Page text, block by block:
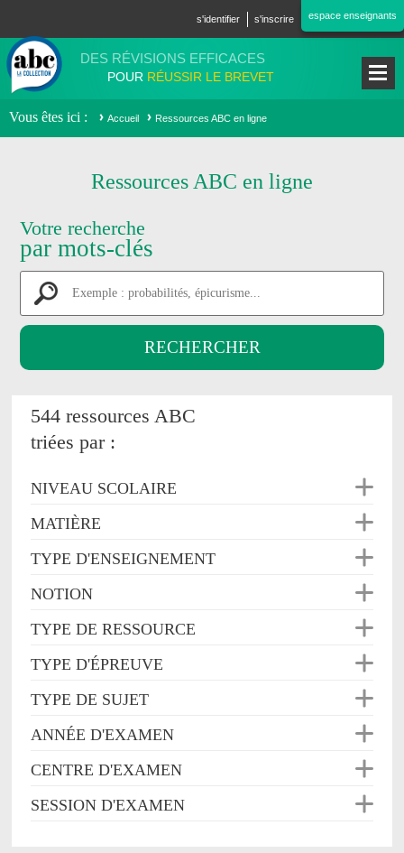
s'identifier s'inscrire espace enseignants
DES RÉVISIONS EFFICACES
POUR RÉUSSIR LE BREVET
Vous êtes ici Accueil Ressources ABC en ligne
Ressources ABC en ligne
Votre recherche
par mots-clés
544 ressources ABC
triées par :
NIVEAU SCOLAIRE
MATIÈRE
TYPE D'ENSEIGNEMENT
NOTION
TYPE DE RESSOURCE
TYPE D'ÉPREUVE
TYPE DE SUJET
ANNÉE D'EXAMEN
CENTRE D'EXAMEN
SESSION D'EXAMEN